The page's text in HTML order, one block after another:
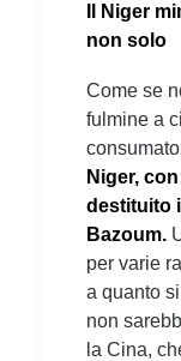
Il Niger
non solo
Come se
fulmine a
Niger,
destituito
Bazoum.
per varie
a quanto
non
la Cina,